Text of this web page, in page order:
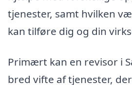
tjenester, samt hvilken
kan tilføre dig og din
Primært kan en revisor i
bred vifte af tjenester,